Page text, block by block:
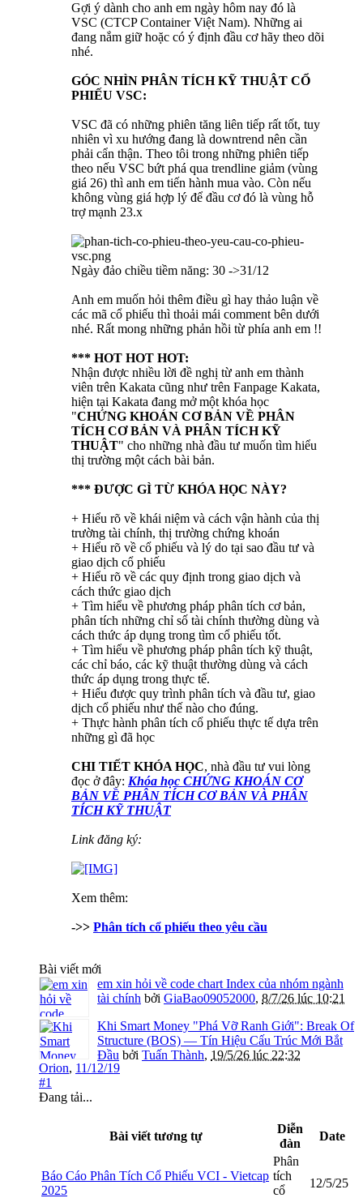
Gợi ý dành cho anh em ngày hôm nay đó là
VSC (CTCP Container Việt Nam). Những ai
đang nắm giữ hoặc có ý định đầu cơ hãy theo dõi
nhé.
GÓC NHÌN PHÂN TÍCH KỸ THUẬT CỔ
PHIẾU VSC:
VSC đã có những phiên tăng liên tiếp rất tốt, tuy
nhiên vì xu hướng đang là downtrend nên cần
phải cẩn thận. Theo tôi trong những phiên tiếp
theo nếu VSC bứt phá qua trendline giảm (vùng
giá 26) thì anh em tiến hành mua vào. Còn nếu
không vùng giá hợp lý để đầu cơ đó là vùng hỗ
trợ mạnh 23.x
Ngày đảo chiều tiềm năng: 30 ->31/12
Anh em muốn hỏi thêm điều gì hay thảo luận về
các mã cổ phiếu thì thoải mái comment bên dưới
nhé. Rất mong những phản hồi từ phía anh em !!
*** HOT HOT HOT:
Nhận được nhiều lời đề nghị từ anh em thành
viên trên Kakata cũng như trên Fanpage Kakata,
hiện tại Kakata đang mở một khóa học
"CHỨNG KHOÁN CƠ BẢN VỀ PHÂN
TÍCH CƠ BẢN VÀ PHÂN TÍCH KỸ
THUẬT" cho những nhà đầu tư muốn tìm hiểu
thị trường một cách bài bản.
*** ĐƯỢC GÌ TỪ KHÓA HỌC NÀY?
+ Hiểu rõ về khái niệm và cách vận hành của thị
trường tài chính, thị trường chứng khoán
+ Hiểu rõ về cổ phiếu và lý do tại sao đầu tư và
giao dịch cổ phiếu
+ Hiểu rõ về các quy định trong giao dịch và
cách thức giao dịch
+ Tìm hiểu về phương pháp phân tích cơ bản,
phân tích những chỉ số tài chính thường dùng và
cách thức áp dụng trong tìm cổ phiếu tốt.
+ Tìm hiểu về phương pháp phân tích kỹ thuật,
các chỉ báo, các kỹ thuật thường dùng và cách
thức áp dụng trong thực tế.
+ Hiểu được quy trình phân tích và đầu tư, giao
dịch cổ phiếu như thế nào cho đúng.
+ Thực hành phân tích cổ phiếu thực tế dựa trên
những gì đã học
CHI TIẾT KHÓA HỌC, nhà đầu tư vui lòng
đọc ở đây: Khóa học CHỨNG KHOÁN CƠ
BẢN VỀ PHÂN TÍCH CƠ BẢN VÀ PHÂN
TÍCH KỸ THUẬT
Link đăng ký:
Xem thêm:
->> Phân tích cổ phiếu theo yêu cầu
Bài viết mới
em xin hỏi về code chart Index của nhóm ngành
tài chính bởi GiaBao09052000, 8/7/26 lúc 10:21
Khi Smart Money "Phá Vỡ Ranh Giới": Break Of
Structure (BOS) — Tín Hiệu Cấu Trúc Mới Bắt
Đầu bởi Tuấn Thành, 19/5/26 lúc 22:32
Orion, 11/12/19
#1
Đang tải...
Bài viết tương tự
Diễn
đàn
Date
Báo Cáo Phân Tích Cổ Phiếu VCI - Vietcap
2025
Phân
tích
cổ
12/5/25